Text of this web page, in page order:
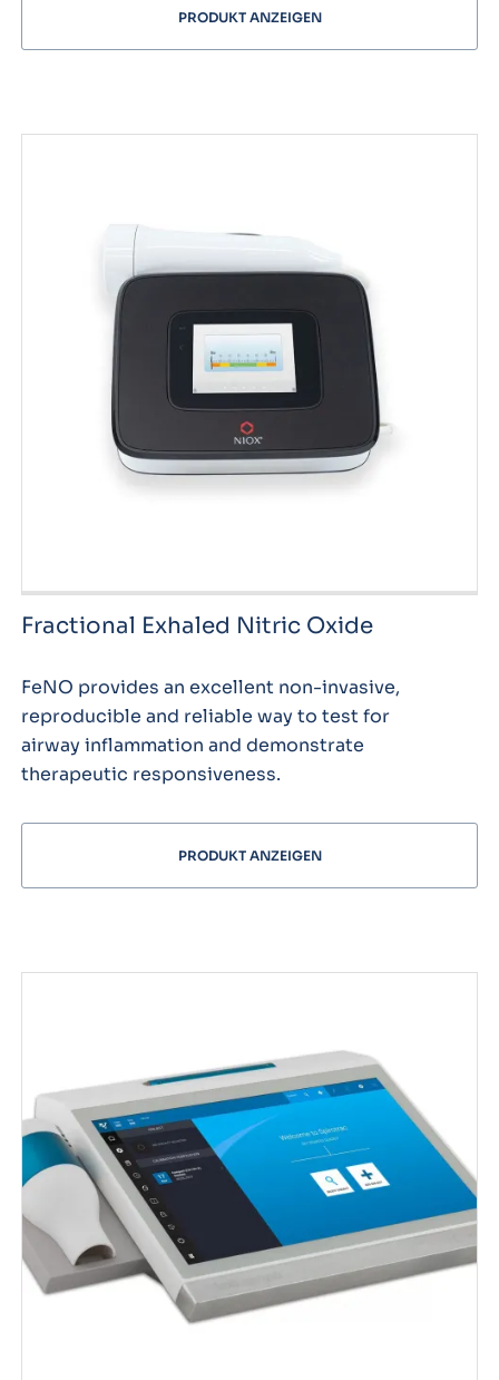
PRODUKT ANZEIGEN
Fractional Exhaled Nitric Oxide
FeNO provides an excellent non-invasive,
reproducible and reliable way to test for
airway inflammation and demonstrate
therapeutic responsiveness.
PRODUKT ANZEIGEN